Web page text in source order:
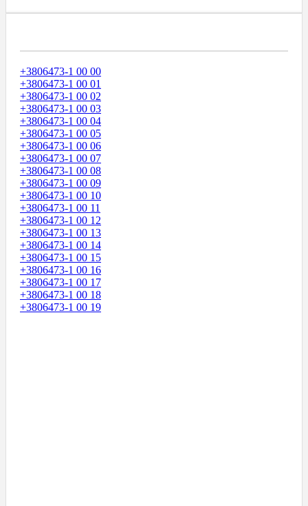
+3806473-1 00 00
+3806473-1 00 01
+3806473-1 00 02
+3806473-1 00 03
+3806473-1 00 04
+3806473-1 00 05
+3806473-1 00 06
+3806473-1 00 07
+3806473-1 00 08
+3806473-1 00 09
+3806473-1 00 10
+3806473-1 00 11
+3806473-1 00 12
+3806473-1 00 13
+3806473-1 00 14
+3806473-1 00 15
+3806473-1 00 16
+3806473-1 00 17
+3806473-1 00 18
+3806473-1 00 19